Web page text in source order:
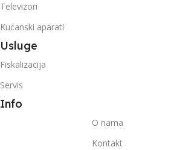
Televizori
Kućanski aparati
Usluge
Fiskalizacija
Servis
Info
O nama
Kontakt